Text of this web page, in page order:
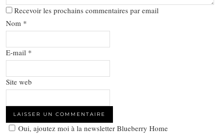
Recevoir les prochains commentaires par email
Nom *
E-mail *
Site web
Oui, ajoutez moi à la newsletter Blueberry Home